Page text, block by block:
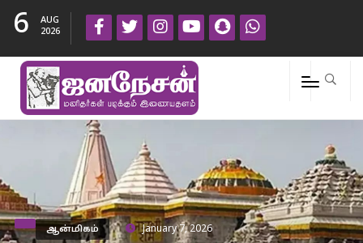
6
AUG
2026
ஆன்மிகம் January 7, 2026